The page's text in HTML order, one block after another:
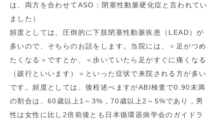
は、両方を合わせてASO：閉塞性動脈硬化症と言われてい
ました）
頻度としては、圧倒的に下肢閉塞性動脈疾患（LEAD）が
多いので、そちらのお話をします。当院には、＜足がつめ
たくなる＞ですとか、＜歩いていたら足がすぐに痛くなる
（跛行といいます）＞といった症状で来院される方が多い
です。頻度としては、後程述べますがABI検査で0.90未満
の割合は、60歳以上1～3%，70歳以上2～5%であり，男
性は女性に比し2倍前後とも日本循環器病学会のガイドラ